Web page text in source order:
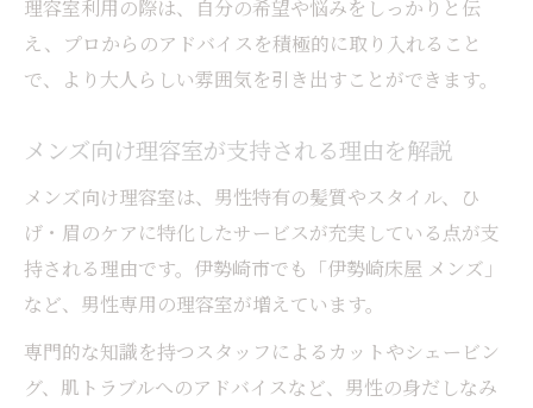
理容室利用の際は、自分の希望や悩みをしっかりと伝
え、プロからのアドバイスを積極的に取り入れること
で、より大人らしい雰囲気を引き出すことができます。
メンズ向け理容室が支持される理由を解説
メンズ向け理容室は、男性特有の髪質やスタイル、ひ
げ・眉のケアに特化したサービスが充実している点が支
持される理由です。伊勢崎市でも「伊勢崎床屋 メンズ」
など、男性専用の理容室が増えています。
専門的な知識を持つスタッフによるカットやシェービン
グ、肌トラブルへのアドバイスなど、男性の身だしなみ